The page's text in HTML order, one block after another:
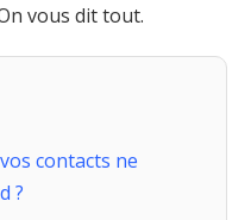
vous dit tout.
contacts ne
?